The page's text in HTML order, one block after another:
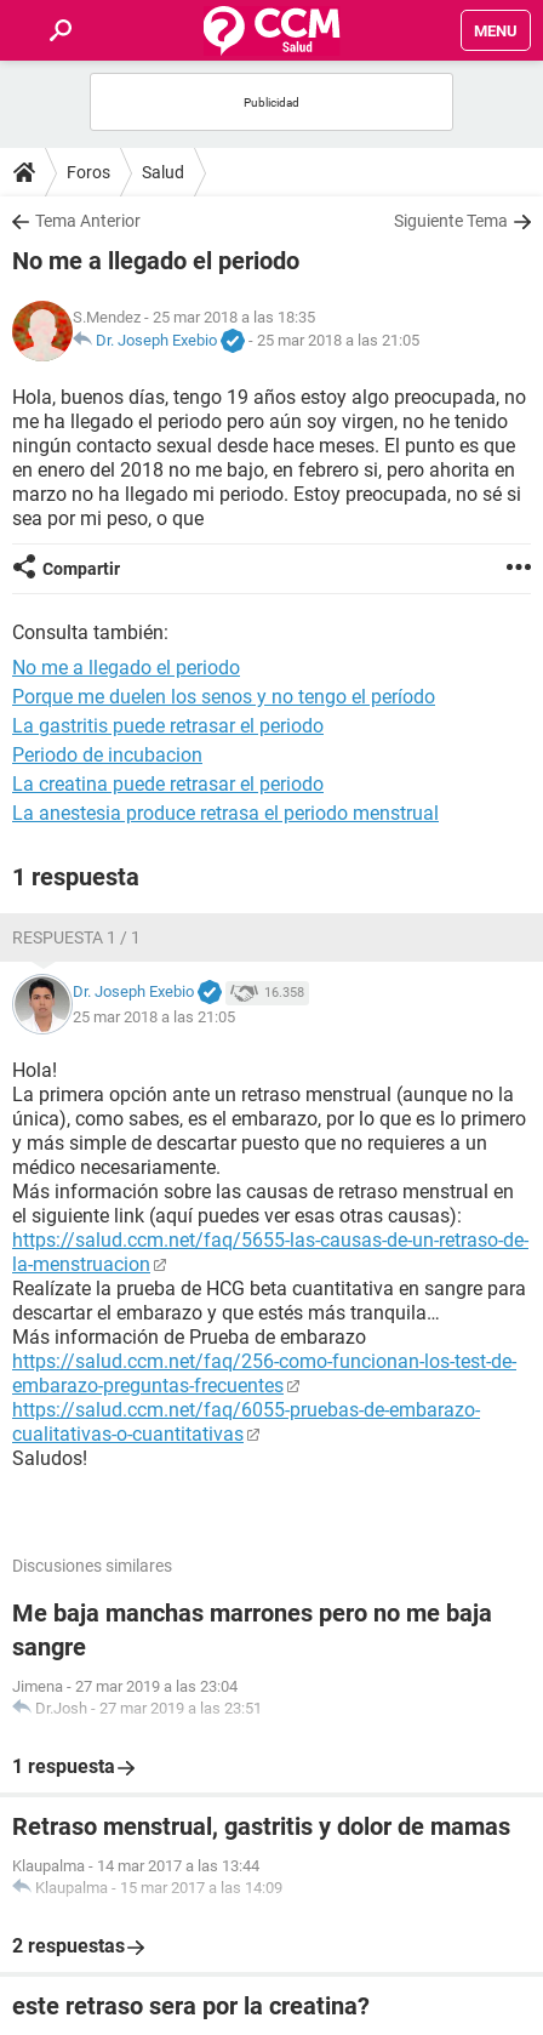
MENU
FOROS
SALUD
NUTRICIÓN
BIENESTAR
SEXUALIDAD
GLOSARIO
Foros Salud
Tema Anterior Siguiente Tema
No me a llegado el periodo
S.Mendez - 25 mar 2018 a las 18:35
Dr. Joseph Exebio
- 25 mar 2018 a las 21:05
Hola, buenos días, tengo 19 años estoy algo preocupada, no
me ha llegado el periodo pero aún soy virgen, no he tenido
ningún contacto sexual desde hace meses. El punto es que
en enero del 2018 no me bajo, en febrero si, pero ahorita en
marzo no ha llegado mi periodo. Estoy preocupada, no sé si
sea por mi peso, o que
Compartir
Consulta también:
No me a llegado el periodo
Porque me duelen los senos y no tengo el período
La gastritis puede retrasar el periodo
Periodo de incubacion
La creatina puede retrasar el periodo
La anestesia produce retrasa el periodo menstrual
1 respuesta
RESPUESTA 1 / 1
Dr. Joseph Exebio 16.358
25 mar 2018 a las 21:05
Hola!
La primera opción ante un retraso menstrual (aunque no la
única), como sabes, es el embarazo, por lo que es lo primero
y más simple de descartar puesto que no requieres a un
médico necesariamente.
Más información sobre las causas de retraso menstrual en
el siguiente link (aquí puedes ver esas otras causas):
https://salud.ccm.net/faq/5655-las-causas-de-un-retraso-de-
la-menstruacion
Realízate la prueba de HCG beta cuantitativa en sangre para
descartar el embarazo y que estés más tranquila…
Más información de Prueba de embarazo
https://salud.ccm.net/faq/256-como-funcionan-los-test-de-
embarazo-preguntas-frecuentes
https://salud.ccm.net/faq/6055-pruebas-de-embarazo-
cualitativas-o-cuantitativas
Saludos!
Discusiones similares
Me baja manchas marrones pero no me baja
sangre
Jimena - 27 mar 2019 a las 23:04
Dr.Josh - 27 mar 2019 a las 23:51
1 respuesta
Retraso menstrual, gastritis y dolor de mamas
Klaupalma - 14 mar 2017 a las 13:44
Klaupalma - 15 mar 2017 a las 14:09
2 respuestas
este retraso sera por la creatina?